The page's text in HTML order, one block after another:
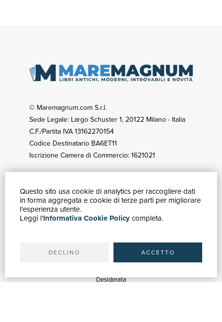
Questo sito usa cookie di analytics per raccogliere dati
in forma aggregata e cookie di terze parti per migliorare
l'esperienza utente.
Leggi l'Informativa Cookie Policycompleta.
DECLINO ACCETTO
© Maremagnum.com S.r.l.
Sede Legale: Largo Schuster 1, 20122 Milano - Italia
C.F./Partita IVA 13162270154
Codice Destinatario BA6ET11
Iscrizione Camera di Commercio: 1621021
GUIDA ACQUISTI
Catalogo
Ricerca avanzata
Spedizioni
Desiderata